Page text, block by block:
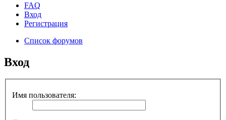
FAQ
Вход
Регистрация
Список форумов
Вход
Имя пользователя: